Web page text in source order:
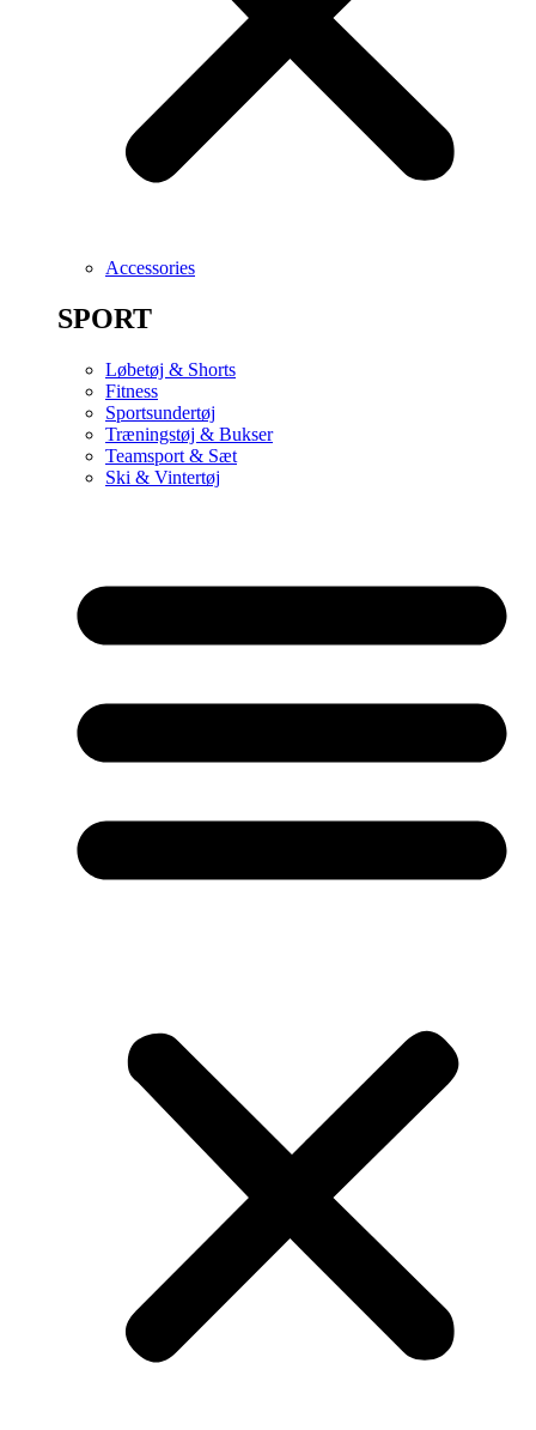
Accessories
SPORT
Løbetøj & Shorts
Fitness
Sportsundertøj
Træningstøj & Bukser
Teamsport & Sæt
Ski & Vintertøj